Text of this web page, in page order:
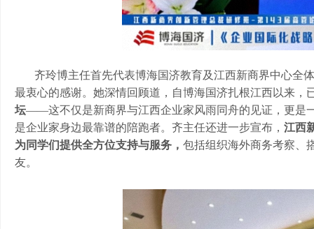
齐玲博主任首先代表博海国济教育及江西新商界中心全
最衷心的感谢。她深情回顾道，自博海国济扎根江西以来，
坛——这不仅是新商界与江西企业家风雨同舟的见证，更是
是企业家身边最靠谱的陪跑者。齐主任还进一步宣布， 江西
为同学们提供全方位支持与服务， 包括组织海外商务考察、
友。